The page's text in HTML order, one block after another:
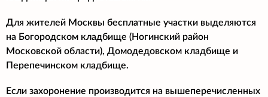
Для жителей Москвы бесплатные участки выделяются
на Богородском кладбище (Ногинский район
Московской области), Домодедовском кладбище и
Перепечинском кладбище.
Если захоронение производится на вышеперечисленных